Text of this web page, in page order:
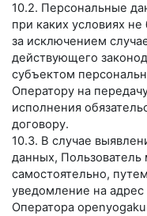
10.2. Персональные
при каких условиях
за исключением
действующего
субъектом
Оператору на
исполнения
договору.
10.3. В случае
данных, Пользователь
самостоятельно,
уведомление на
Оператора